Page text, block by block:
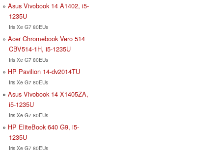
Asus Vivobook 14 A1402, i5-
1235U
Iris Xe G7 80EUs
Acer Chromebook Vero 514
CBV514-1H, i5-1235U
Iris Xe G7 80EUs
HP Pavilion 14-dv2014TU
Iris Xe G7 80EUs
Asus Vivobook 14 X1405ZA,
i5-1235U
Iris Xe G7 80EUs
HP EliteBook 640 G9, i5-
1235U
Iris Xe G7 80EUs